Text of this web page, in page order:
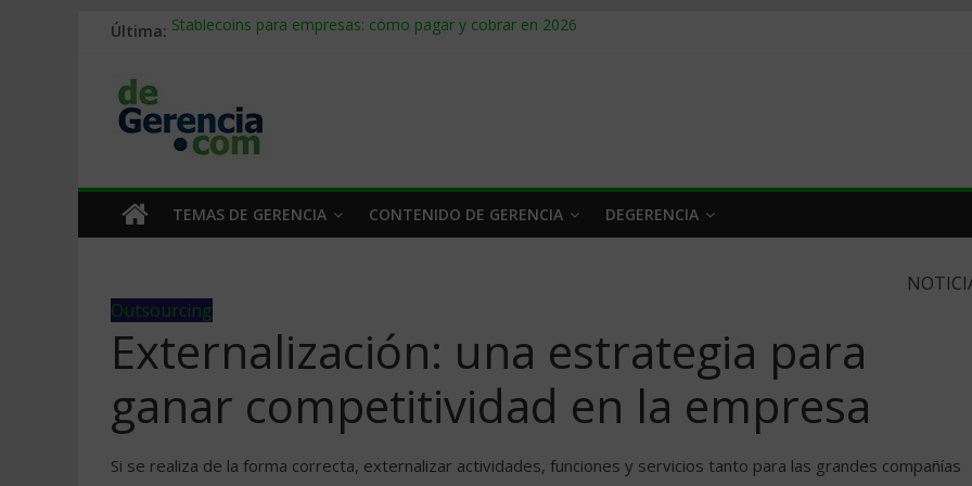
Última: Stablecoins para empresas: cómo pagar y cobrar en 2026
Trabajo forzoso en la cadena de suministro: qué hacer
Mercado hispano de EE. UU.: cómo segmentarlo y venderle
TEMAS DE GERENCIA CONTENIDO DE GERENCIA DEGERENCIA
Outsourcing
Externalización: una estrategia para
ganar competitividad en la empresa
Si se realiza de la forma correcta, externalizar actividades, funciones y servicios tanto para las grandes compañías